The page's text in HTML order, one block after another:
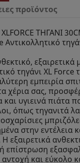
προϊόντος
ΤΗΓΑΝΙ
Αντικολλητικό
εξαιρετικά
τηγάνι XL Force
εμπειρία
χέρια σας,
και υγιεινά πιάτα
όπως τηγανιτά
στην εντέλεια
εξαιρετικά
επίστρωση
και εύκολο